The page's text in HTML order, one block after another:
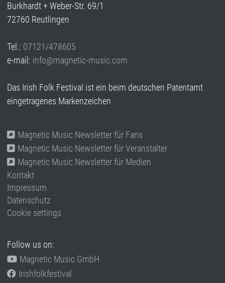
Burkhardt + Weber-Str. 69/1
72760 Reutlingen
Tel.: 07121/478605
e-mail: info@magnetic-music.com
Das Irish Folk Festival ist ein beim deutschen Patentamt
eingetragenes Markenzeichen
Magnetic Music Newsletter für Fans
Magnetic Music Newsletter für Veranstalter
Magnetic Music Newsletter für Medien
Kontakt
Impressum
Datenschutz
Cookie settings
Follow us on:
Magnetic Music GmbH
Irishfolkfestival